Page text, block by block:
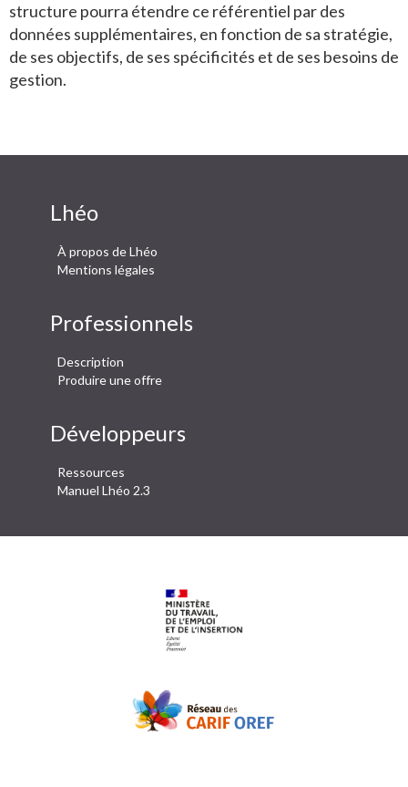
structure pourra étendre ce référentiel par des
données supplémentaires, en fonction de sa stratégie,
de ses objectifs, de ses spécificités et de ses besoins de
gestion.
Lhéo
À propos de Lhéo
Mentions légales
Professionnels
Description
Produire une offre
Développeurs
Ressources
Manuel Lhéo 2.3